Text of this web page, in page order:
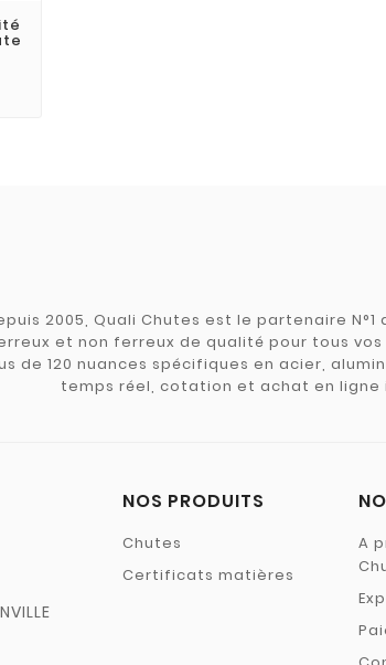
2005, Quali Chutes est le partenaire
et non ferreux de qualité pour tous
de 120 nuances spécifiques en acier,
temps réel, cotation et achat en ligne
NOS PRODUITS
Chutes
Certificats matières
A